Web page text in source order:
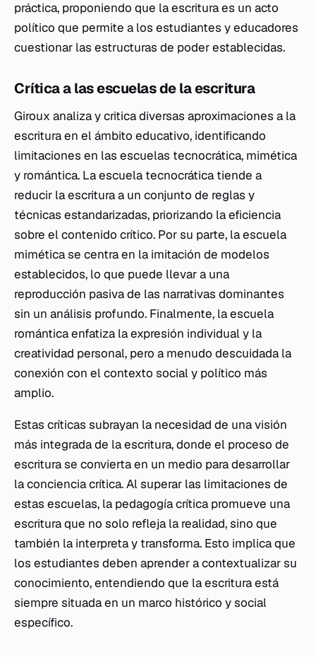
práctica, proponiendo que la escritura es un acto
político que permite a los estudiantes y educadores
cuestionar las estructuras de poder establecidas.
Crítica a las escuelas de la escritura
Giroux analiza y critica diversas aproximaciones a la
escritura en el ámbito educativo, identificando
limitaciones en las escuelas tecnocrática, mimética
y romántica. La escuela tecnocrática tiende a
reducir la escritura a un conjunto de reglas y
técnicas estandarizadas, priorizando la eficiencia
sobre el contenido crítico. Por su parte, la escuela
mimética se centra en la imitación de modelos
establecidos, lo que puede llevar a una
reproducción pasiva de las narrativas dominantes
sin un análisis profundo. Finalmente, la escuela
romántica enfatiza la expresión individual y la
creatividad personal, pero a menudo descuidada la
conexión con el contexto social y político más
amplio.
Estas críticas subrayan la necesidad de una visión
más integrada de la escritura, donde el proceso de
escritura se convierta en un medio para desarrollar
la conciencia crítica. Al superar las limitaciones de
estas escuelas, la pedagogía crítica promueve una
escritura que no solo refleja la realidad, sino que
también la interpreta y transforma. Esto implica que
los estudiantes deben aprender a contextualizar su
conocimiento, entendiendo que la escritura está
siempre situada en un marco histórico y social
específico.